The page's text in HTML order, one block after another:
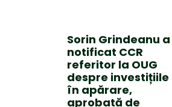
Sorin Grindeanu a
notificat CCR
referitor la OUG
despre investițiile
în apărare,
aprobată de